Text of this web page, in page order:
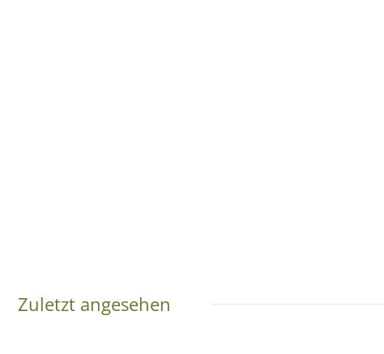
Zuletzt angesehen